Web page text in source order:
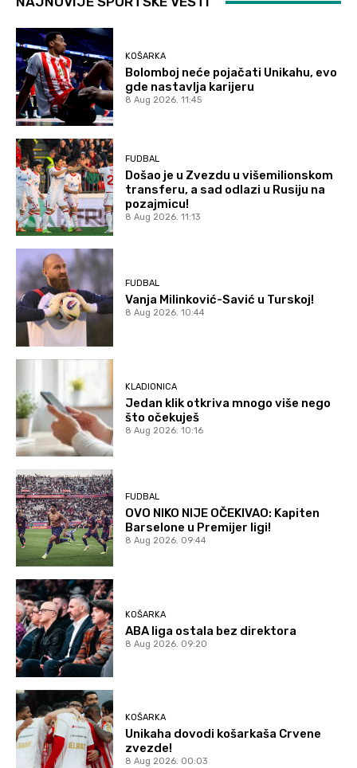
KOŠARKA
Bolomboj neće pojačati Unikahu, evo
gde nastavlja karijeru
8 Aug 2026. 11:45
FUDBAL
Došao je u Zvezdu u višemilionskom
transferu, a sad odlazi u Rusiju na
pozajmicu!
8 Aug 2026. 11:13
FUDBAL
Vanja Milinković-Savić u Turskoj!
8 Aug 2026. 10:44
KLADIONICA
Jedan klik otkriva mnogo više nego
što očekuješ
8 Aug 2026. 10:16
FUDBAL
OVO NIKO NIJE OČEKIVAO: Kapiten
Barselone u Premijer ligi!
8 Aug 2026. 09:44
KOŠARKA
ABA liga ostala bez direktora
8 Aug 2026. 09:20
KOŠARKA
Unikaha dovodi košarkaša Crvene
zvezde!
8 Aug 2026. 00:03